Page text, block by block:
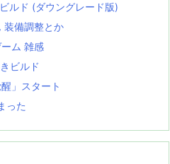
ルド (ダウングレード版)
装備調整とか
ム 雑感
ビルド
」スタート
った